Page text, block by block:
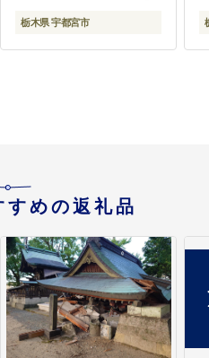
ゃれ ボルスター 妊婦 だ
だきまくら
栃木県 宇都宮市
すめの返礼品